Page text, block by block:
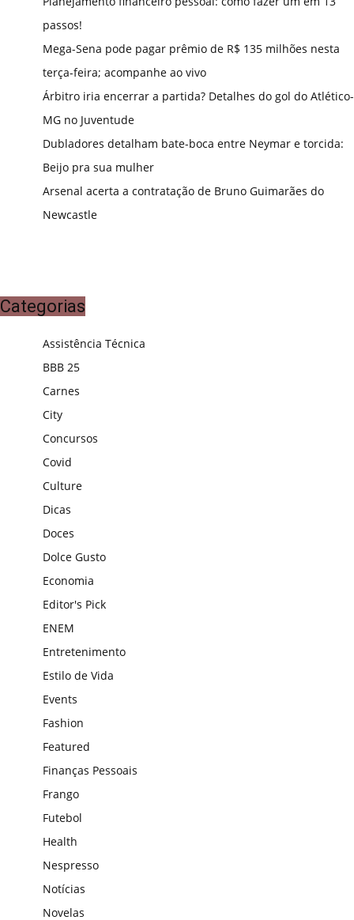
passos!
Mega-Sena pode pagar prêmio de R$ 135 milhões nesta
terça-feira; acompanhe ao vivo
Árbitro iria encerrar a partida? Detalhes do gol do Atlético-
MG no Juventude
Dubladores detalham bate-boca entre Neymar e torcida:
Beijo pra sua mulher
Arsenal acerta a contratação de Bruno Guimarães do
Newcastle
Categorias
Assistência Técnica
BBB 25
Carnes
City
Concursos
Covid
Culture
Dicas
Doces
Dolce Gusto
Economia
Editor's Pick
ENEM
Entretenimento
Estilo de Vida
Events
Fashion
Featured
Finanças Pessoais
Frango
Futebol
Health
Nespresso
Notícias
Novelas